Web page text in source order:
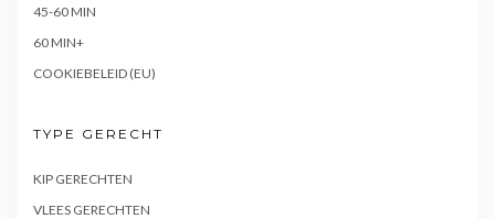
45-60 MIN
60 MIN+
COOKIEBELEID (EU)
TYPE GERECHT
KIP GERECHTEN
VLEES GERECHTEN